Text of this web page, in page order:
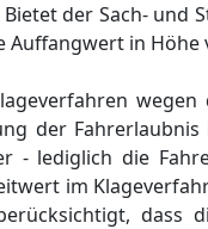
der Sach-
in Höhe
der
- lediglich die
im